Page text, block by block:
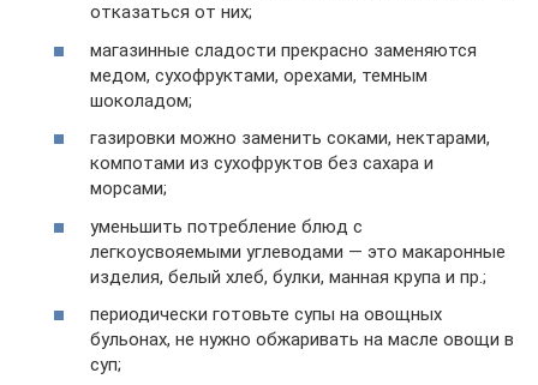
отказаться от них;
магазинные сладости прекрасно заменяются
медом, сухофруктами, орехами, темным
шоколадом;
газировки можно заменить соками, нектарами,
компотами из сухофруктов без сахара и
морсами;
уменьшить потребление блюд с
легкоусвояемыми углеводами — это макаронные
изделия, белый хлеб, булки, манная крупа и пр.;
периодически готовьте супы на овощных
бульонах, не нужно обжаривать на масле овощи в
суп;